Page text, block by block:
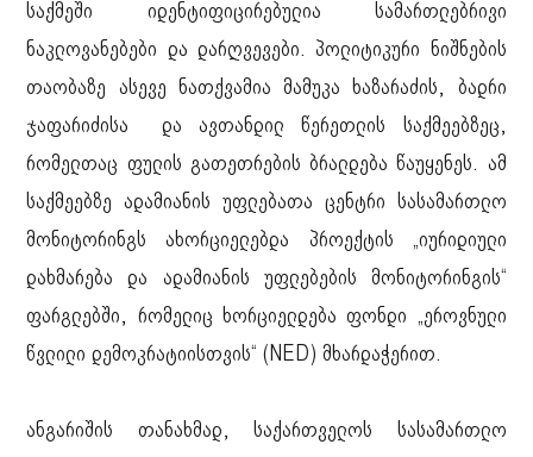
საქმეში იდენტიფიცირებულია სამართლებრივი
ნაკლოვანებები და დარღვევები. პოლიტიკური ნიშნების
თაობაზე ასევე ნათქვამია მამუკა ხაზარაძის, ბადრი
ჯაფარიძისა და ავთანდილ წერეთლის საქმეებზეც,
რომელთაც ფულის გათეთრების ბრალდება წაუყენეს. ამ
საქმეებზე ადამიანის უფლებათა ცენტრი სასამართლო
მონიტორინგს ახორციელებდა პროექტის „იურიდიული
დახმარება და ადამიანის უფლებების მონიტორინგის“
ფარგლებში, რომელიც ხორციელდება ფონდი „ეროვნული
წვლილი დემოკრატიისთვის“ (NED) მხარდაჭერით.
ანგარიშის თანახმად, საქართველოს სასამართლო